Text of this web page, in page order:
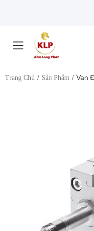
Toggle
Trang Chủ Sản Phẩm Van